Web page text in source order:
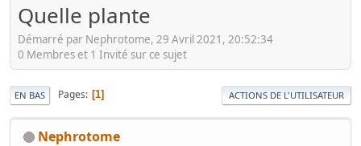
Quelle plante
Démarré par Nephrotome, 29 Avril 2021, 20:52:34
0 Membres et 1 Invité sur ce sujet
EN BAS Pages 1 ACTIONS DE L'UTILISATEUR
Nephrotome